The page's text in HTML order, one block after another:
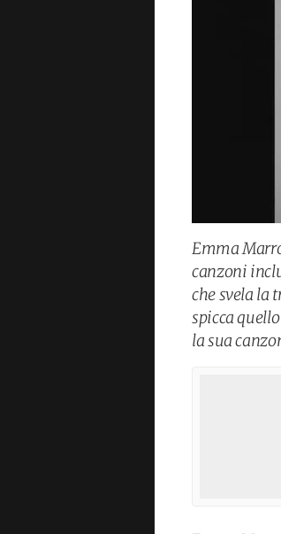
Emma
canzoni
che svela la
spicca
la sua